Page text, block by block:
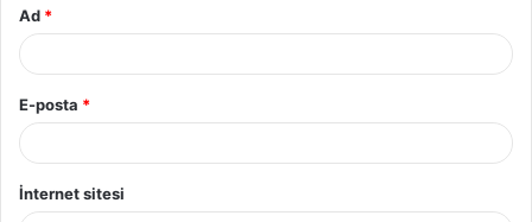
Ad *
E-posta *
İnternet sitesi